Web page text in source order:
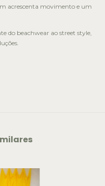
acrescenta movimento e um
do beachwear ao street style,